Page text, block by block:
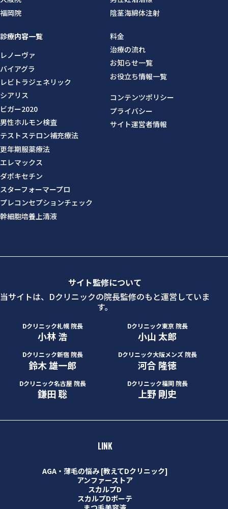
福岡院
陰茎海綿体注射
診療内容一覧
レノーヴァ
バイアグラ
レビトラジェネリック
シアリス
ビガー2020
男性ホルモン検査
テストステロン補充療法
更年期服薬療法
エレマックス
ダポキセチン
スターフォーマープロ
プレコンセプションチェック
幹細胞培養上清液
料金
治療の流れ
お知らせ一覧
お役立ち情報一覧
コンテンツポリシー
プライバシー
サイト運営者情報
サイト監修について
当サイトは、Dクリニックの院長監修のもと運営していま
す。
Dクリニック札幌 院長
小林 浩
Dクリニック東京 院長
小山 太郎
Dクリニック新宿 院長
鈴木 雄一郎
Dクリニック大阪メンズ 院長
河合 隆徳
Dクリニック名古屋 院長
鎌田 聡
Dクリニック福岡 院長
上野 剛史
LINK
AGA・薄毛の悩み [教えてDクリニック]
アンファーストア
スカルプD
スカルプDボーテ